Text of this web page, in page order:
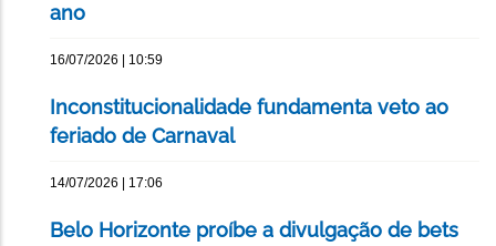
ano
16/07/2026 | 10:59
Inconstitucionalidade fundamenta veto ao
feriado de Carnaval
14/07/2026 | 17:06
Belo Horizonte proíbe a divulgação de bets